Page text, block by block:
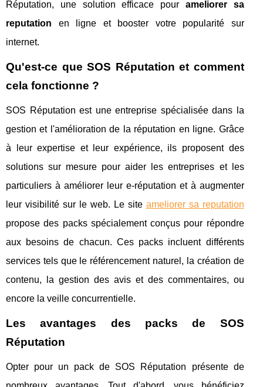
Réputation, une solution efficace pour ameliorer sa
reputation en ligne et booster votre popularité sur
internet.
Qu'est-ce que SOS Réputation et comment
cela fonctionne ?
SOS Réputation est une entreprise spécialisée dans la
gestion et l'amélioration de la réputation en ligne. Grâce
à leur expertise et leur expérience, ils proposent des
solutions sur mesure pour aider les entreprises et les
particuliers à améliorer leur e-réputation et à augmenter
leur visibilité sur le web. Le site ameliorer sa reputation
propose des packs spécialement conçus pour répondre
aux besoins de chacun. Ces packs incluent différents
services tels que le référencement naturel, la création de
contenu, la gestion des avis et des commentaires, ou
encore la veille concurrentielle.
Les avantages des packs de SOS
Réputation
Opter pour un pack de SOS Réputation présente de